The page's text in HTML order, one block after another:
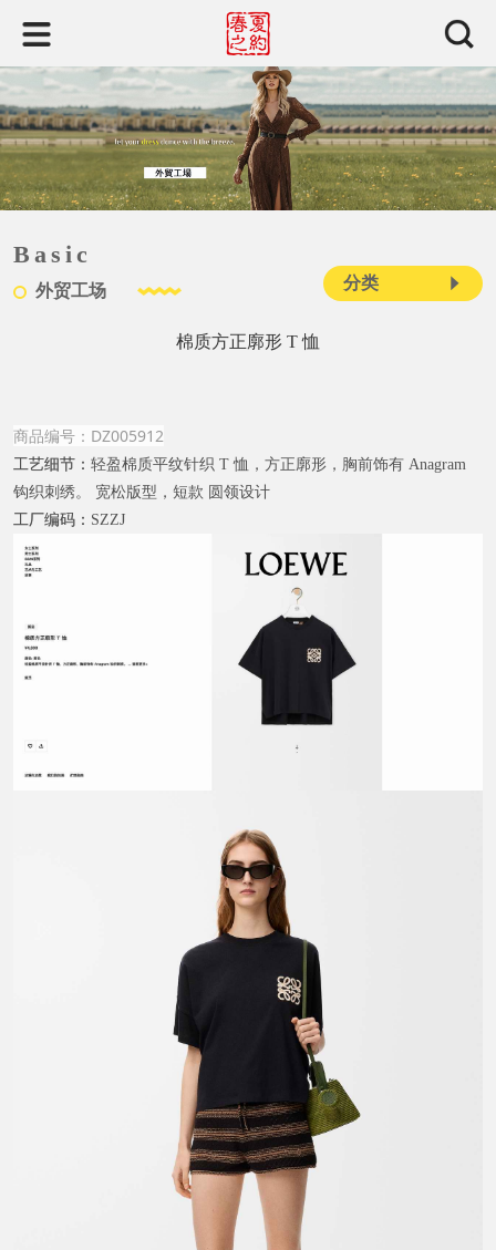
Basic
外贸工场 分类
棉质方正廓形 T 恤
商品编号：DZ005912
工艺细节： 轻盈棉质平纹针织 T 恤，方正廓形，胸前饰有 Anagram
钩织刺绣。 宽松版型，短款 圆领设计
工厂编码： SZZJ